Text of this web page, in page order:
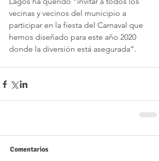
vecinas y vecinos del municipio a
participar en la fiesta del Carnaval que
hemos diseñado para este año 2020
donde la diversión está asegurada”.
Comentarios